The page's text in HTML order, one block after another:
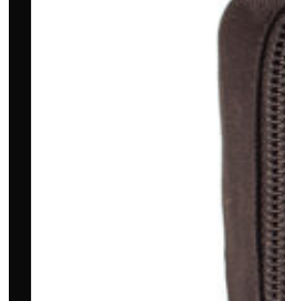
uma história. A nossa é marcada por
dedicação, inovação e compromisso.